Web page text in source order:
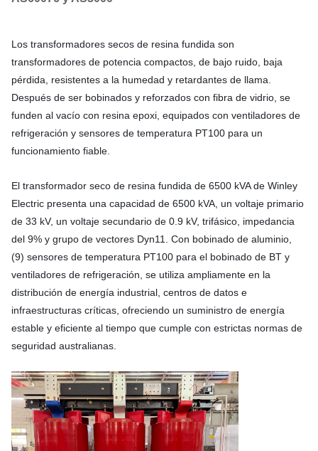
Los transformadores secos de resina fundida son
transformadores de potencia compactos, de bajo ruido, baja
pérdida, resistentes a la humedad y retardantes de llama.
Después de ser bobinados y reforzados con fibra de vidrio, se
funden al vacío con resina epoxi, equipados con ventiladores de
refrigeración y sensores de temperatura PT100 para un
funcionamiento fiable.
El transformador seco de resina fundida de 6500 kVA de Winley
Electric presenta una capacidad de 6500 kVA, un voltaje primario
de 33 kV, un voltaje secundario de 0.9 kV, trifásico, impedancia
del 9% y grupo de vectores Dyn11. Con bobinado de aluminio,
(9) sensores de temperatura PT100 para el bobinado de BT y
ventiladores de refrigeración, se utiliza ampliamente en la
distribución de energía industrial, centros de datos e
infraestructuras críticas, ofreciendo un suministro de energía
estable y eficiente al tiempo que cumple con estrictas normas de
seguridad australianas.